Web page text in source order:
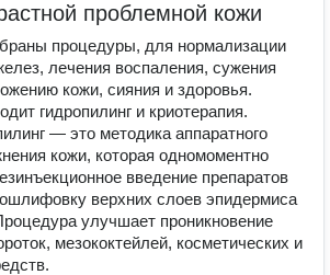
проблемной кожи
процедуры, для нормализации
лечения воспаления, сужения
кожи, сияния и здоровья.
гидропилинг и криотерапия.
— это методика аппаратного
кожи, которая одномоментно
введение препаратов
верхних слоев эпидермиса
улучшает проникновение
мезококтейлей, косметических и